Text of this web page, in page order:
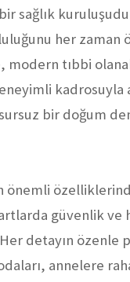
sağlık
her zaman
modern tıbbi
kadrosuyla
bir doğum
önemli
güvenlik ve
detayın özenle
annelere